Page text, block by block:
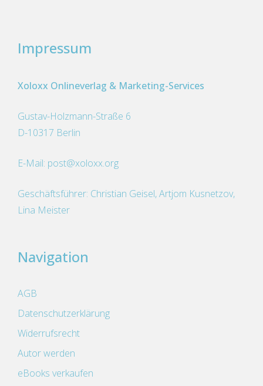
Impressum
Xoloxx Onlineverlag & Marketing-Services
Gustav-Holzmann-Straße 6
D-10317 Berlin
E-Mail: post@xoloxx.org
Geschäftsführer: Christian Geisel, Artjom Kusnetzov,
Lina Meister
Navigation
AGB
Datenschutzerklärung
Widerrufsrecht
Autor werden
eBooks verkaufen